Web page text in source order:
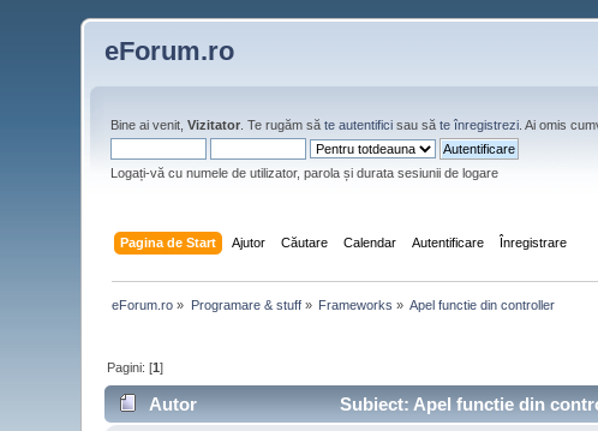
eForum.ro
Bine ai venit,Vizitator . Te rugăm săte autentifici sau săte înregistrezi . Ai omis
Logați-vă cu numele de utilizator, parola și durata sesiunii de logare
Pagina de Start Ajutor Căutare Calendar Autentificare Înregistrare
eForum.ro » Programare & stuff» Frameworks » Apel functie din controller
Pagini: [1]
Autor Subiect: Apel functie din